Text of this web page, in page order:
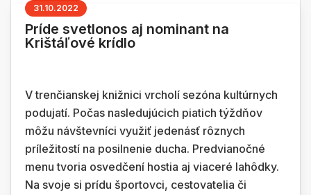
31.10.2022
Príde svetlonos aj nominant na
Krištáľové krídlo
V trenčianskej knižnici vrcholí sezóna kultúrnych
podujatí. Počas nasledujúcich piatich týždňov
môžu návštevníci využiť jedenásť rôznych
príležitostí na posilnenie ducha. Predvianočné
menu tvoria osvedčení hostia aj viaceré lahôdky.
Na svoje si prídu športovci, cestovatelia či